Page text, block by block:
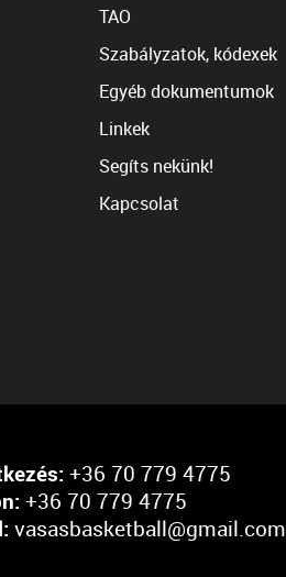
TAO
Szabályzatok, kódexek
Egyéb dokumentumok
Linkek
Segíts nekünk!
Kapcsolat
+36 70 779 4775
+36 70 779 4775
vasasbasketball@gmail.com